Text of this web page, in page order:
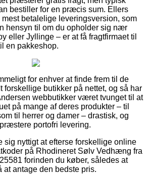
bestiller for en præcis sum. Ellers
betalelige leveringsversion, som
hensyn til om du opholder sig nær
eller Jyllinge – er at få fragtfirmaet til
en pakkeshop.
for enhver at finde frem til de
forskellige butikker på nettet, og så har
webbutikker været tvunget til at
på mange af deres produkter – til
til herrer og damer – drastisk, og
portofri levering.
sig nyttigt at efterse forskellige online
på Rhodineret Sølv Vedhæng fra
forinden du køber, således at
at antage den bedste pris.